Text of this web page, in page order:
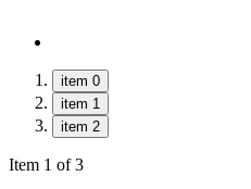
item 0
item 1
item 2
Item 1 of 3